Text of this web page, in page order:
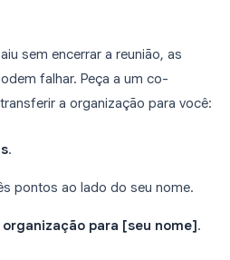
sem encerrar a reunião, as
falhar. Peça a um co-
a organização para você:
.
pontos ao lado do seu nome.
para [seu nome].